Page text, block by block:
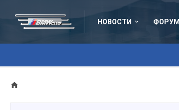
НОВОСТИ ФОРУМ